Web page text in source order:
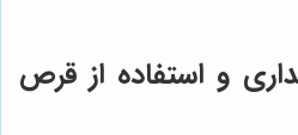
و استفاده از قرص